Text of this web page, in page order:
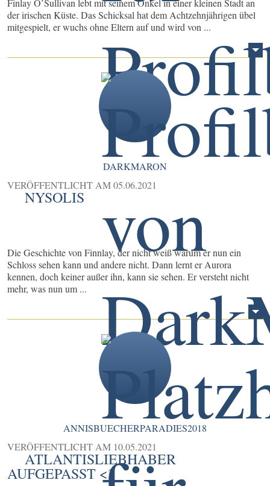
Finlay O’Sullivan lebt mit seinem Onkel in einer kleinen Stadt an
der irischen Küste. Das Schicksal hat dem Achtzehnjährigen übel
mitgespielt, er wuchs ohne Eltern auf und wird von ...
DARKMARON
VERÖFFENTLICHT AM05.06.2021
NYSOLIS
Die Geschichte von Finnlay, der nicht weiß warum er nun ein
Schloss sehen kann und andere nicht. Dann lernt er Aurora
kennen, doch keiner außer ihn, kann sie sehen. Er versteht nicht
mehr, was nun um ...
ANNISBUECHERPARADIES2018
VERÖFFENTLICHT AM 10.05.2021
ATLANTISLIEBHABER
AUFGEPASST <3